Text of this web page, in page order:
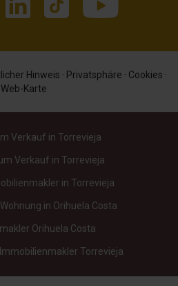
Hinweis · Privatsphäre · Cookies ·
Web-Karte
Verkauf in Torrevieja
Verkauf in Torrevieja
in Torrevieja
in Orihuela Costa
Orihuela Costa
Torrevieja